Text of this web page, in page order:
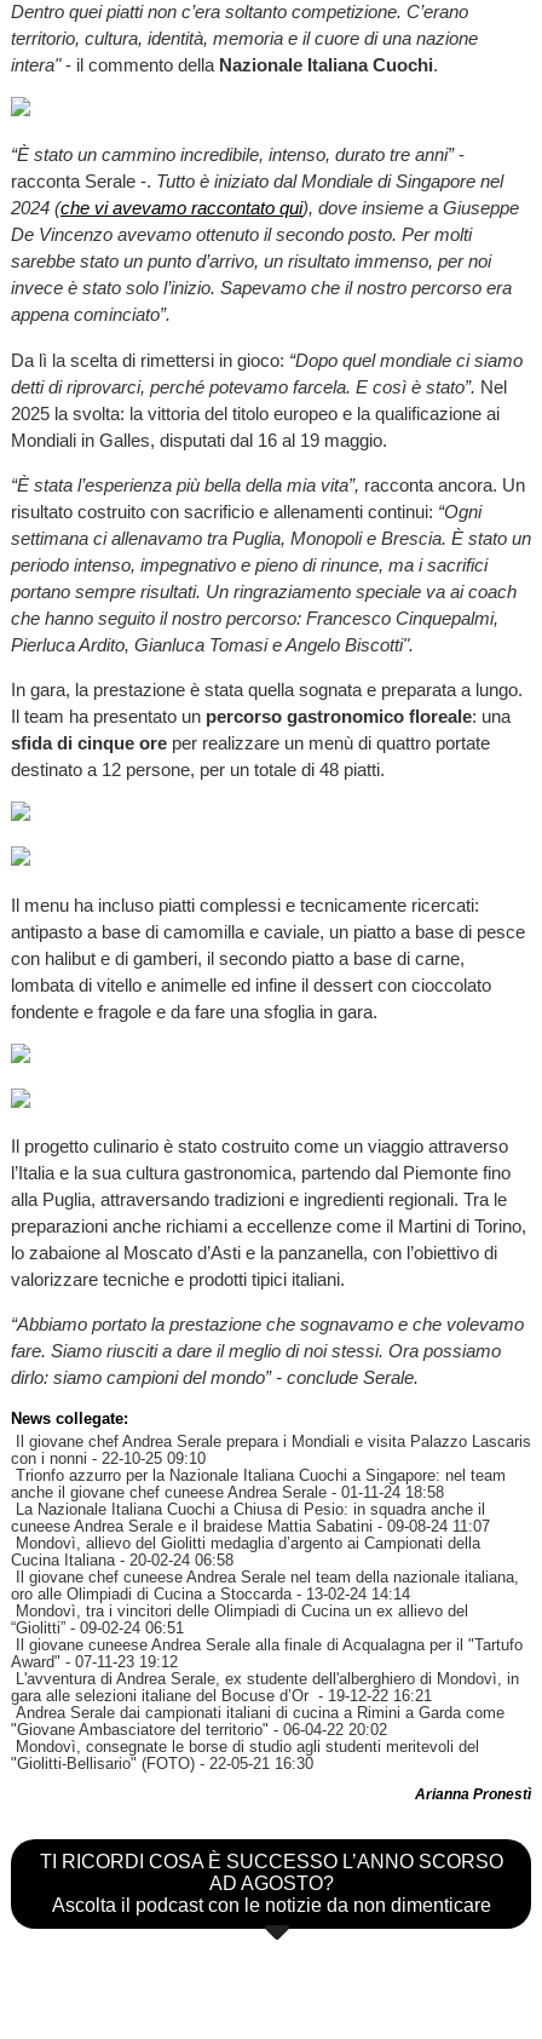
Dentro quei piatti non c’era soltanto competizione. C’erano
territorio, cultura, identità, memoria e il cuore di una nazione
intera"- il commento della Nazionale Italiana Cuochi.
“È stato un cammino incredibile, intenso, durato tre anni”-
racconta Serale -. Tutto è iniziato dal Mondiale di Singapore nel
2024 (che vi avevamo raccontato qui), dove insieme a Giuseppe
De Vincenzo avevamo ottenuto il secondo posto. Per molti
sarebbe stato un punto d’arrivo, un risultato immenso, per noi
invece è stato solo l’inizio. Sapevamo che il nostro percorso era
appena cominciato”.
Da lì la scelta di rimettersi in gioco: “Dopo quel mondiale ci siamo
detti di riprovarci, perché potevamo farcela. E così è stato”. Nel
2025 la svolta: la vittoria del titolo europeo e la qualificazione ai
Mondiali in Galles, disputati dal 16 al 19 maggio.
“È stata l’esperienza più bella della mia vita”, racconta ancora. Un
risultato costruito con sacrificio e allenamenti continui: “Ogni
settimana ci allenavamo tra Puglia, Monopoli e Brescia. È stato un
periodo intenso, impegnativo e pieno di rinunce, ma i sacrifici
portano sempre risultati. Un ringraziamento speciale va ai coach
che hanno seguito il nostro percorso: Francesco Cinquepalmi,
Pierluca Ardito, Gianluca Tomasi e Angelo Biscotti".
In gara, la prestazione è stata quella sognata e preparata a lungo.
Il team ha presentato un percorso gastronomico floreale: una
sfida di cinque oreper realizzare un menù di quattro portate
destinato a 12 persone, per un totale di 48 piatti.
Il menu ha incluso piatti complessi e tecnicamente ricercati:
antipasto a base di camomilla e caviale, un piatto a base di pesce
con halibut e di gamberi, il secondo piatto a base di carne,
lombata di vitello e animelle ed infine il dessert con cioccolato
fondente e fragole e da fare una sfoglia in gara.
Il progetto culinario è stato costruito come un viaggio attraverso
l’Italia e la sua cultura gastronomica, partendo dal Piemonte fino
alla Puglia, attraversando tradizioni e ingredienti regionali. Tra le
preparazioni anche richiami a eccellenze come il Martini di Torino,
lo zabaione al Moscato d’Asti e la panzanella, con l’obiettivo di
valorizzare tecniche e prodotti tipici italiani.
“Abbiamo portato la prestazione che sognavamo e che volevamo
fare. Siamo riusciti a dare il meglio di noi stessi. Ora possiamo
dirlo: siamo campioni del mondo” - conclude Serale.
News collegate:
Il giovane chef Andrea Serale prepara i Mondiali e visita Palazzo Lascaris
con i nonni - 22-10-25 09:10
Trionfo azzurro per la Nazionale Italiana Cuochi a Singapore: nel team
anche il giovane chef cuneese Andrea Serale- 01-11-24 18:58
La Nazionale Italiana Cuochi a Chiusa di Pesio: in squadra anche il
cuneese Andrea Serale e il braidese Mattia Sabatini - 09-08-24 11:07
Mondovì, allievo del Giolitti medaglia d’argento ai Campionati della
Cucina Italiana- 20-02-24 06:58
Il giovane chef cuneese Andrea Serale nel team della nazionale italiana,
oro alle Olimpiadi di Cucina a Stoccarda- 13-02-24 14:14
Mondovì, tra i vincitori delle Olimpiadi di Cucina un ex allievo del
“Giolitti”- 09-02-24 06:51
Il giovane cuneese Andrea Serale alla finale di Acqualagna per il "Tartufo
Award" - 07-11-23 19:12
L'avventura di Andrea Serale, ex studente dell'alberghiero di Mondovì, in
gara alle selezioni italiane del Bocuse d’Or - 19-12-22 16:21
Andrea Serale dai campionati italiani di cucina a Rimini a Garda come
"Giovane Ambasciatore del territorio" - 06-04-22 20:02
Mondovì, consegnate le borse di studio agli studenti meritevoli del
"Giolitti-Bellisario" (FOTO)- 22-05-21 16:30
Arianna Pronestì
TI RICORDI COSA È SUCCESSO L’ANNO SCORSO
AD AGOSTO?
Ascolta il podcast con le notizie da non dimenticare